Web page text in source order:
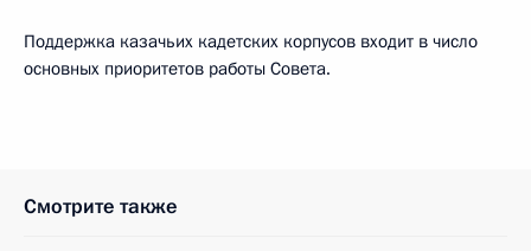
Поддержка казачьих кадетских корпусов входит в число
основных приоритетов работы Совета.
Смотрите также